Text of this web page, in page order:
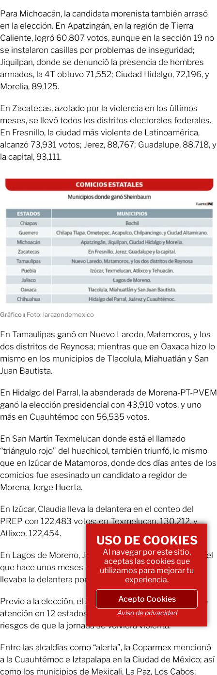
Para Michoacán, la candidata morenista también arrasó
en la elección. En Apatzingán, en la región de Tierra
Caliente, logró 60,807 votos, aunque en la sección 19 no
se instalaron casillas por problemas de inseguridad;
Jiquilpan, donde se denunció la presencia de hombres
armados, la 4T obtuvo 71,552; Ciudad Hidalgo, 72,196, y
Morelia, 89,125.
En Zacatecas, azotado por la violencia en los últimos
meses, se llevó todos los distritos electorales federales.
En Fresnillo, la ciudad más violenta de Latinoamérica,
alcanzó 73,931 votos; Jerez, 88,767; Guadalupe, 88,718, y
la capital, 93,111.
Gráficoı Foto: larazondemexico
En Tamaulipas ganó en Nuevo Laredo, Matamoros, y los
dos distritos de Reynosa; mientras que en Oaxaca hizo lo
mismo en los municipios de Tlacolula, Miahuatlán y San
Juan Bautista.
En Hidalgo del Parral, la abanderada de Morena-PT-PVEM
ganó la elección presidencial con 43,910 votos, y uno
más en Cuauhtémoc con 56,535 votos.
En San Martín Texmelucan donde está el llamado
“triángulo rojo” del huachicol, también triunfó, lo mismo
que en Izúcar de Matamoros, donde dos días antes de los
comicios fue asesinado un candidato a regidor de
Morena, Jorge Huerta.
En Izúcar, Claudia lleva la delantera en el conteo del
PREP con 122,483 votos; en Texmelucan, 130,212, y
Atlixco, 122,454.
En Lagos de Moreno, Jalisco, uno de los municipios en el
que hace unos meses desaparecieron cinco jóvenes,
llevaba la delantera por menos de 70 votos.
Previo a la elección, el sector empresarial del país puso
atención en 12 estados y 17 municipios donde había
riesgos de que la jornada se volviera violenta.
Entre las alcaldías como “alerta”, la Coparmex mencionó
a la Cuauhtémoc e Iztapalapa en la Ciudad de México; así
como los municipios de Mexicali, La Paz, Los Cabos;
USO DE COOKIES
Al navegar por este sitio,
aceptas las cookies que
utilizamos para mejorar tu
experiencia.
Acepto Cookies
Aviso de privacidad